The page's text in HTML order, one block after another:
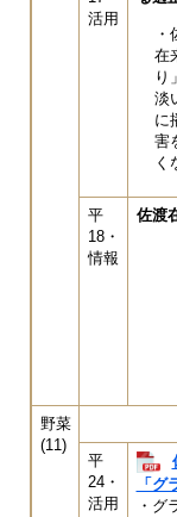
活用
在
り
淡
に
害
く
平
18・
情報
佐渡
野菜
(11)
平
24・
活用
「
・グ